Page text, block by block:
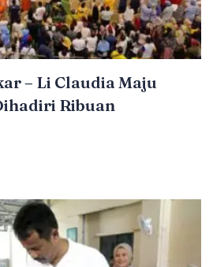
– Li Claudia Maju
Ribuan